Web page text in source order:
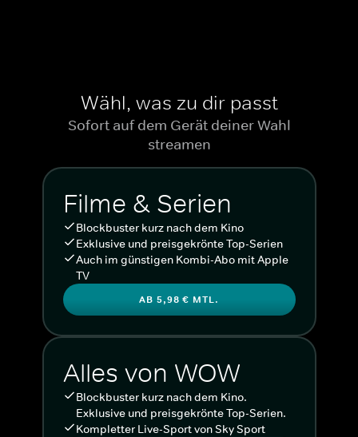
Wähl, was zu dir passt
Sofort auf dem Gerät deiner Wahl
streamen
Filme & Serien
Blockbuster kurz nach dem Kino
Exklusive und preisgekrönte Top-Serien
Auch im günstigen Kombi-Abo mit Apple
TV
AB 5,98 € MTL.
Alles von WOW
Blockbuster kurz nach dem Kino.
Exklusive und preisgekrönte Top-Serien.
Kompletter Live-Sport von Sky Sport